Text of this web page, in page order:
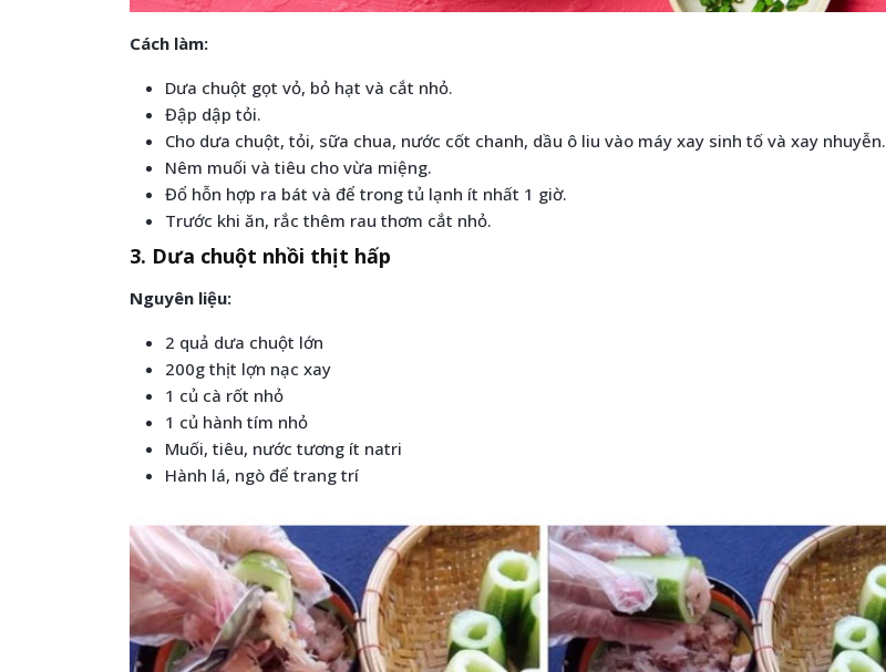
Cách làm:
Dưa chuột gọt vỏ, bỏ hạt và cắt nhỏ.
Đập dập tỏi.
Cho dưa chuột, tỏi, sữa chua, nước cốt chanh, dầu ô liu vào máy xay sinh tố và xay nhuyễn.
Nêm muối và tiêu cho vừa miệng.
Đổ hỗn hợp ra bát và để trong tủ lạnh ít nhất 1 giờ.
Trước khi ăn, rắc thêm rau thơm cắt nhỏ.
3. Dưa chuột nhồi thịt hấp
Nguyên liệu:
2 quả dưa chuột lớn
200g thịt lợn nạc xay
1 củ cà rốt nhỏ
1 củ hành tím nhỏ
Muối, tiêu, nước tương ít natri
Hành lá, ngò để trang trí